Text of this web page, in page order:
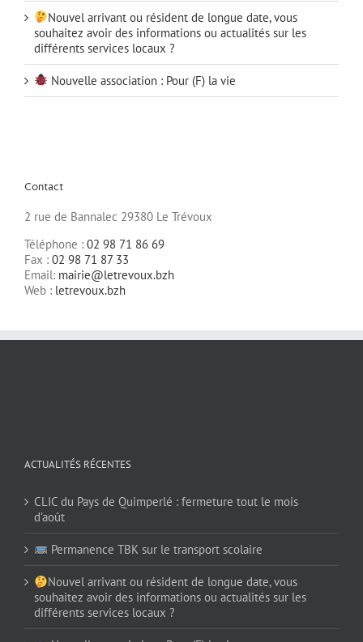
Nouvel arrivant ou résident de longue date, vous
souhaitez avoir des informations ou actualités sur les
différents services locaux ?
Nouvelle association : Pour (F) la vie
Contact
2 rue de Bannalec 29380 Le Trévoux
Téléphone : 02 98 71 86 69
Fax : 02 98 71 87 33
Email: mairie@letrevoux.bzh
Web : letrevoux.bzh
ACTUALITÉS RÉCENTES
CLIC du Pays de Quimperlé : fermeture tout le mois
d’août
Permanence TBK sur le transport scolaire
Nouvel arrivant ou résident de longue date, vous
souhaitez avoir des informations ou actualités sur les
différents services locaux ?